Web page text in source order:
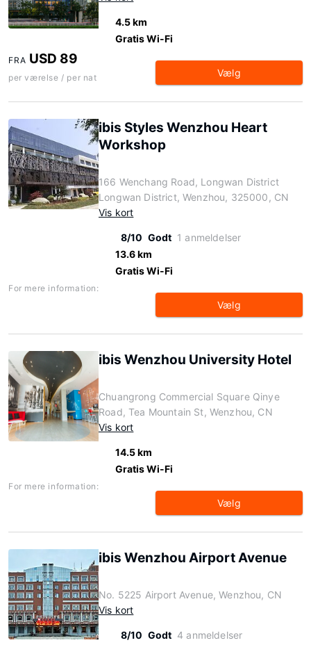
4.5 km
Gratis Wi-Fi
FRA USD 89
per værelse / per nat Vælg
ibis Styles Wenzhou Heart
Workshop
166 Wenchang Road, Longwan District
Longwan District, Wenzhou, 325000, CN
Vis kort
8/10 Godt 1 anmeldelser
13.6 km
Gratis Wi-Fi
For mere information:
Vælg
ibis Wenzhou University Hotel
Chuangrong Commercial Square Qinye
Road, Tea Mountain St, Wenzhou, CN
Vis kort
14.5 km
Gratis Wi-Fi
For mere information:
Vælg
ibis Wenzhou Airport Avenue
No. 5225 Airport Avenue, Wenzhou, CN
Vis kort
8/10 Godt 4 anmeldelser